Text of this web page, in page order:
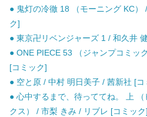
● 鬼灯の冷徹 18 （モーニング KC）
ク]
● 東京卍リベンジャーズ 1 / 和久井
● ONE PIECE 53 （ジャンプコミッ
[コミック]
● 空と原 / 中村 明日美子 / 茜新社 [コ
● 心中するまで、待っててね。 上
クス） / 市梨 きみ / リブレ [コミック]